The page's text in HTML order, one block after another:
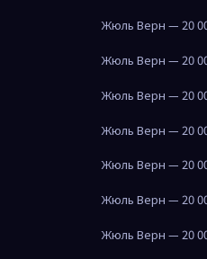
Жюль Верн — 20
Жюль Верн — 20
Жюль Верн — 20
Жюль Верн — 20
Жюль Верн — 20
Жюль Верн — 20
Жюль Верн — 20